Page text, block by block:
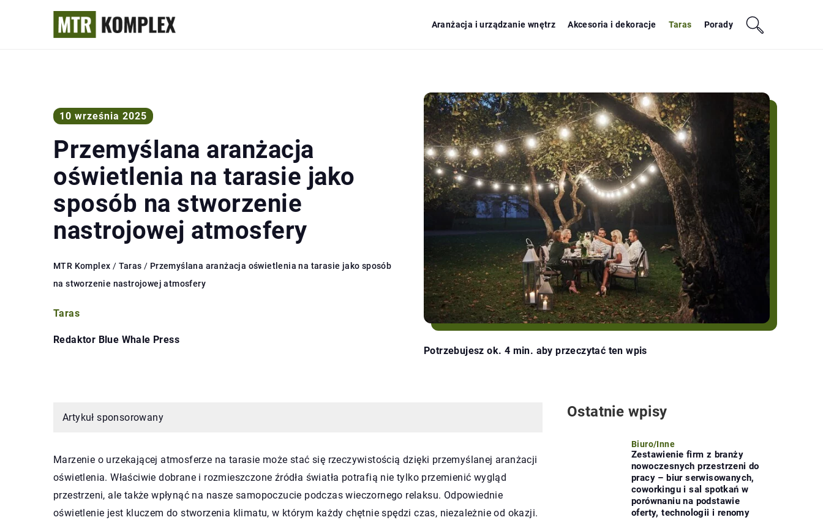
Aranżacja i urządzanie wnętrz Akcesoria i dekoracje Taras Porady
10 września 2025
Przemyślana aranżacja
oświetlenia na tarasie jako
sposób na stworzenie
nastrojowej atmosfery
MTR Komplex / Taras / Przemyślana aranżacja oświetlenia na tarasie jako sposób
na stworzenie nastrojowej atmosfery
Taras
Redaktor Blue Whale Press
Potrzebujesz ok. 4 min. aby przeczytać ten wpis
Artykuł sponsorowany
Marzenie o urzekającej atmosferze na tarasie może stać się rzeczywistością dzięki przemyślanej aranżacji
oświetlenia. Właściwie dobrane i rozmieszczone źródła światła potrafią nie tylko przemienić wygląd
przestrzeni, ale także wpłynąć na nasze samopoczucie podczas wieczornego relaksu. Odpowiednie
oświetlenie jest kluczem do stworzenia klimatu, w którym każdy chętnie spędzi czas, niezależnie od okazji.
Ostatnie wpisy
Biuro/Inne
Zestawienie firm z branży
nowoczesnych przestrzeni do
pracy – biur serwisowanych,
coworkingu i sal spotkań w
porównaniu na podstawie
oferty, technologii i renomy